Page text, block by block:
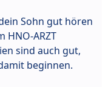
Sohn gut hören
HNO-ARZT
sind auch gut,
beginnen.